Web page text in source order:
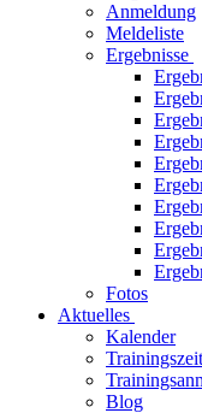
Anmeldung
Meldeliste
Ergebnisse
Fotos
Aktuelles
Kalender
Blog